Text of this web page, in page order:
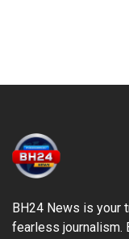
BH24 News is your
fearless journalism.